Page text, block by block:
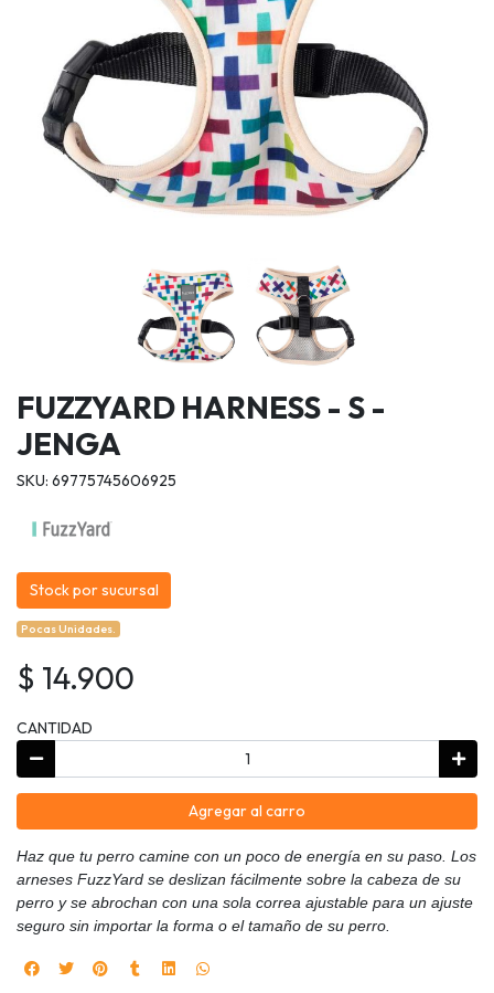
FUZZYARD HARNESS - S -
JENGA
SKU: 69775745606925
Stock por sucursal
Pocas Unidades.
$ 14.900
CANTIDAD
Agregar al carro
Haz que tu perro camine con un poco de energía en su paso. Los
arneses FuzzYard se deslizan fácilmente sobre la cabeza de su
perro y se abrochan con una sola correa ajustable para un ajuste
seguro sin importar la forma o el tamaño de su perro.